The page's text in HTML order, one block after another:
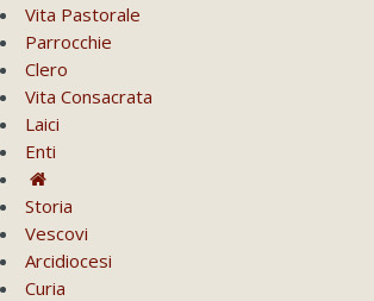
Vita Pastorale
Parrocchie
Clero
Vita Consacrata
Laici
Enti
Storia
Vescovi
Arcidiocesi
Curia